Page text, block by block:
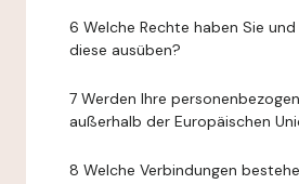
6 Welche Rechte haben Sie
diese ausüben?
7 Werden Ihre
außerhalb der Europäischen
8 Welche Verbindungen